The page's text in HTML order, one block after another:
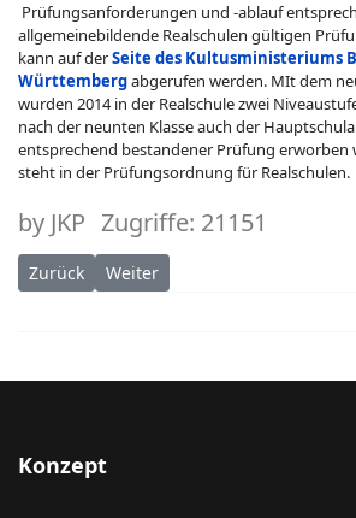
Prüfungsanforderungen und -ablauf
allgemeinebildende Realschulen gültigen
kann auf derSeite des Kultusministeriums
Württembergabgerufen werden. MIt dem
wurden 2014 in der Realschule zwei
nach der neunten Klasse auch der
entsprechend bestandener Prüfung erworben
steht in der Prüfungsordnung für Realschulen.
by JKP Zugriffe: 21151
Vorheriger Beitrag: Fachberater
Zurück Nächster Beitrag: Gymnasium
Weiter
Konzept